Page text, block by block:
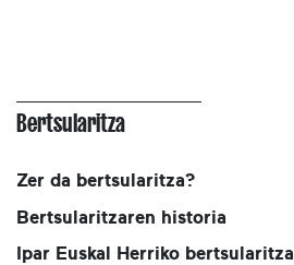
Bertsularitza
Zer da bertsularitza?
Bertsularitzaren historia
Ipar Euskal Herriko bertsularitza